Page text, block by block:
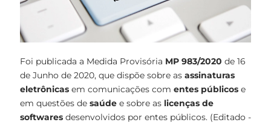
Foi publicada a Medida Provisória MP 983/2020 de 16
de Junho de 2020, que dispõe sobre as assinaturas
eletrônicas em comunicações com entes públicos e
em questões de saúde e sobre as licenças de
softwares desenvolvidos por entes públicos. (Editado -